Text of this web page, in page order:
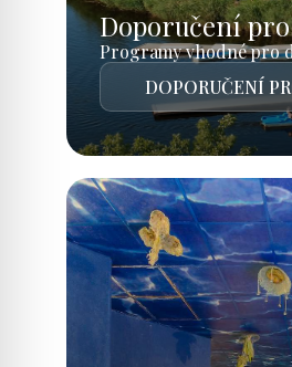
Doporučení
Programy vhodné pro
DOPORUČENÍ